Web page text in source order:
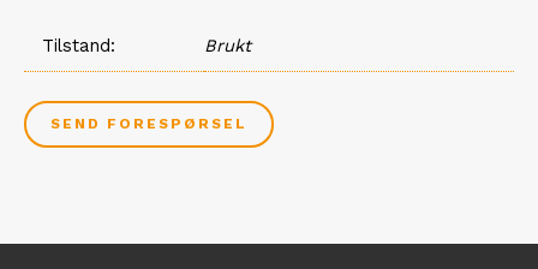
Tilstand Brukt
SEND FORESPØRSEL